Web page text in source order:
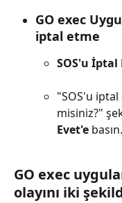
GO exec
iptal etme
SOS'u İptal
"SOS'u
misiniz?"
Evet'e basın.
GO exec
olayını iki